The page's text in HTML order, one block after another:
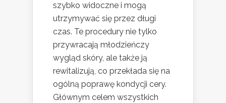
szybko widoczne i mogą
utrzymywać się przez długi
czas. Te procedury nie tylko
przywracają młodzieńczy
wygląd skóry, ale także ją
rewitalizują, co przekłada się na
ogólną poprawę kondycji cery.
Głównym celem wszystkich